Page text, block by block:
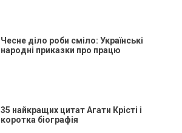
Чесне діло роби сміло: Українські
народні приказки про працю
35 найкращих цитат Агати Крісті і
коротка біографія